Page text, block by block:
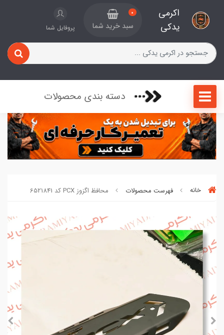
اکرمی
یدکی
0
سبد خرید شما پروفایل شما
دسته بندی محصولات
خانه فهرست محصولات محافظ اگزوز PCX کد 6521841